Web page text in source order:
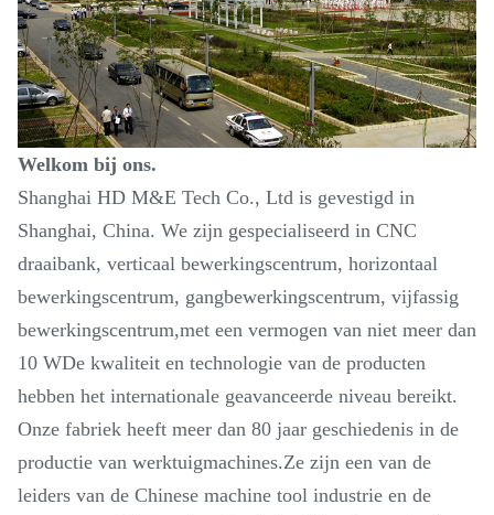
Welkom bij ons.
Shanghai HD M&E Tech Co., Ltd is gevestigd in
Shanghai, China. We zijn gespecialiseerd in CNC
draaibank, verticaal bewerkingscentrum, horizontaal
bewerkingscentrum, gangbewerkingscentrum, vijfassig
bewerkingscentrum,met een vermogen van niet meer dan
10 WDe kwaliteit en technologie van de producten
hebben het internationale geavanceerde niveau bereikt.
Onze fabriek heeft meer dan 80 jaar geschiedenis in de
productie van werktuigmachines.Ze zijn een van de
leiders van de Chinese machine tool industrie en de